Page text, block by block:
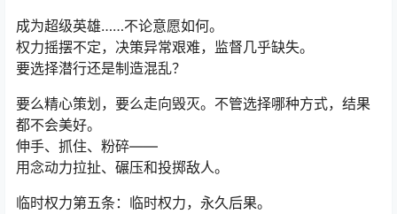
成为超级英雄……不论意愿如何。
权力摇摆不定，决策异常艰难，监督几乎缺失。
要选择潜行还是制造混乱？
要么精心策划，要么走向毁灭。不管选择哪种方式，结果
都不会美好。
伸手、抓住、粉碎——
用念动力拉扯、碾压和投掷敌人。
临时权力第五条：临时权力，永久后果。